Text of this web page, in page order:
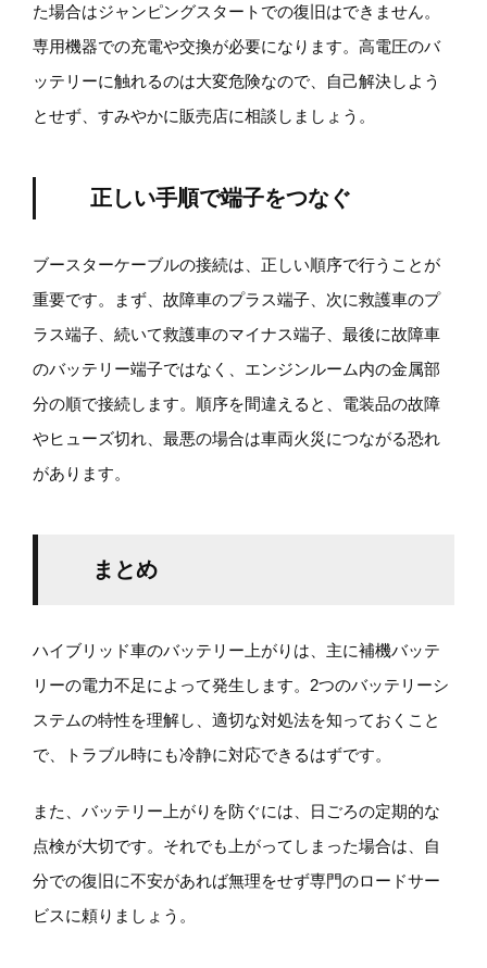
た場合はジャンピングスタートでの復旧はできません。
専用機器での充電や交換が必要になります。高電圧のバ
ッテリーに触れるのは大変危険なので、自己解決しよう
とせず、すみやかに販売店に相談しましょう。
正しい手順で端子をつなぐ
ブースターケーブルの接続は、正しい順序で行うことが
重要です。まず、故障車のプラス端子、次に救護車のプ
ラス端子、続いて救護車のマイナス端子、最後に故障車
のバッテリー端子ではなく、エンジンルーム内の金属部
分の順で接続します。順序を間違えると、電装品の故障
やヒューズ切れ、最悪の場合は車両火災につながる恐れ
があります。
まとめ
ハイブリッド車のバッテリー上がりは、主に補機バッテ
リーの電力不足によって発生します。2つのバッテリーシ
ステムの特性を理解し、適切な対処法を知っておくこと
で、トラブル時にも冷静に対応できるはずです。
また、バッテリー上がりを防ぐには、日ごろの定期的な
点検が大切です。それでも上がってしまった場合は、自
分での復旧に不安があれば無理をせず専門のロードサー
ビスに頼りましょう。